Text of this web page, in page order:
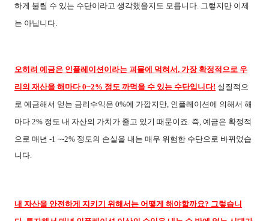
하게 불릴 수 있는 수단이라고 생각했을지도 모릅니다 그렇지만 이제
는 아닙니다
오히려 예금은 인플레이션이라는 괴물에 먹혀서 , 가장 확정적으로 우
리의 재산을 해마다 0~2% 정도 까먹을 수 있는 수단입니다! 실질적으
로 예금해서 얻는 금리수익은 0%에 가깝지만 인플레이션에 의해서 해
마다 2% 정도 내 자산의 가치가 줄고 있기 때문이죠 즉 예금은 확정적
으로 매년 -1 ~-2% 정도의 손실을 내는 매우 위험한 수단으로 바뀌었습
니다
내 자산을 안전하게 지키기 위해서는 어떻게 해야할까요? 그렇습니